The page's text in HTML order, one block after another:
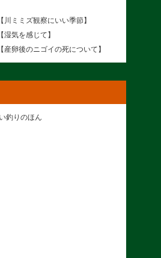
川ミミズ観察にいい季節】
湿気を感じて】
産卵後のニゴイの死について】
釣りのほん